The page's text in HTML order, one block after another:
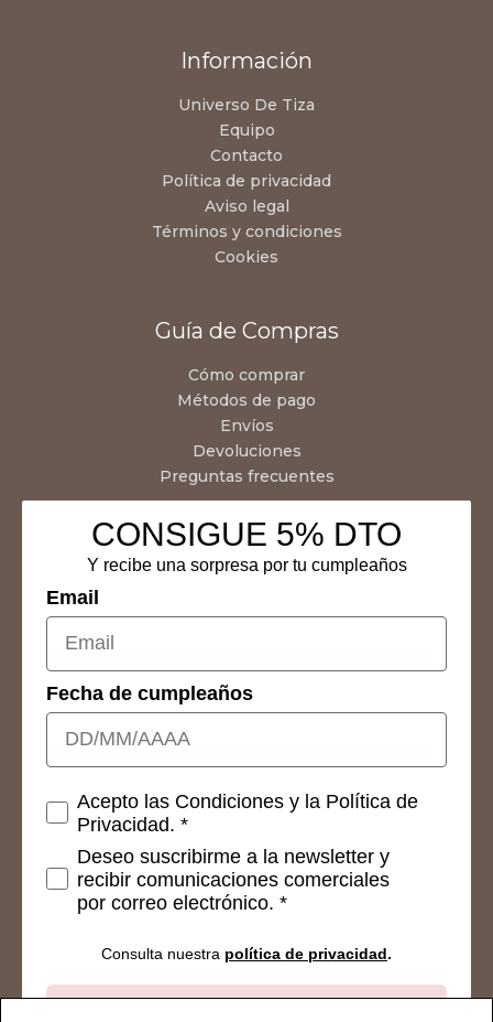
Información
Universo De Tiza
Equipo
Contacto
Política de privacidad
Aviso legal
Términos y condiciones
Cookies
Guía de Compras
Cómo comprar
Métodos de pago
Envíos
Devoluciones
Preguntas frecuentes
CONSIGUE 5% DTO
Y recibe una sorpresa por tu cumpleaños
Email
Fecha de cumpleaños
Consetimientos
Acepto las Condiciones y la Política de
Privacidad. *
Deseo suscribirme a la newsletter y
recibir comunicaciones comerciales
por correo electrónico. *
Consulta nuestra política de privacidad.